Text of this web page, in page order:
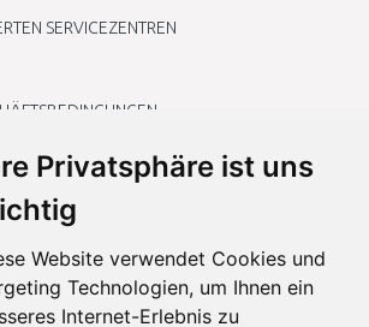
Privatsphäre ist uns
Website verwendet Cookies und
Technologien, um Ihnen ein
Internet-Erlebnis zu
SERVICEZENTREN
RETOUREN